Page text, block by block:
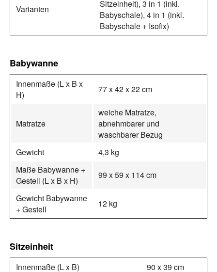
Varianten
Sitzeinheit), 3 in 1 (inkl.
Babyschale), 4 in 1 (inkl.
Babyschale + Isofix)
Babywanne
Innenmaße (L x B x
H)
77 x 42 x 22 cm
Matratze
weiche Matratze,
abnehmbarer und
waschbarer Bezug
Gewicht
4,3 kg
Maße Babywanne +
Gestell (L x B x H)
99 x 59 x 114 cm
Gewicht Babywanne
+ Gestell
12 kg
Sitzeinheit
Innenmaße (L x B)
90 x 39 cm